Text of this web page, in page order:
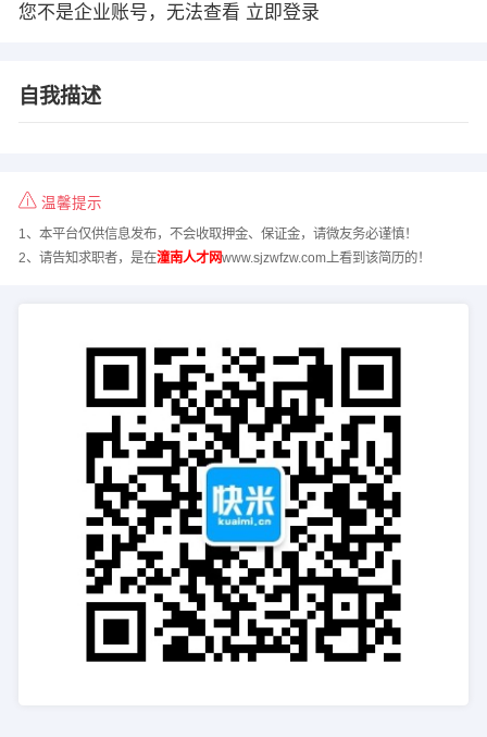
您不是企业账号，无法查看 立即登录
自我描述
温馨提示
1、本平台仅供信息发布，不会收取押金、保证金，请微友务必谨慎！
2、请告知求职者，是在潼南人才网www.sjzwfzw.com上看到该简历的！